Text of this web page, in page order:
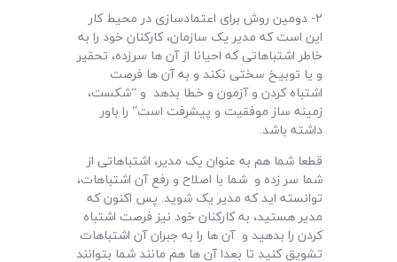
2- دومین روش برای اعتمادسازی در محیط کار
این است که مدیر یک سازمان، کارکنان خود را به
خاطر اشتباهاتی که احیانا از آن ها سرزده، تحقیر
و یا توبیخ سختی نکند و به آن ها فرصت
اشتباه کردن و آزمون و خطا بدهد و “شکست،
زمینه ساز موفقیت و پیشرفت است” را باور
داشته باشد.
قطعا شما هم به عنوان یک مدیر، اشتباهاتی از
شما سر زده و شما با اصلاح و رفع آن اشتباهات،
توانسته اید که مدیر یک شوید. پس اکنون که
مدیر هستید، به کارکنان خود نیز فرصت اشتباه
کردن را بدهید و آن ها را به جبران آن اشتباهات
تشویق کنید تا بعدا آن ها هم مانند شما بتوانند